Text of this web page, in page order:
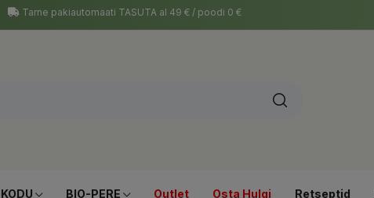
Tarne pakiautomaati TASUTA al 49 € / poodi 0 €
BIO-PERE Outlet Osta Hulgi Retseptid